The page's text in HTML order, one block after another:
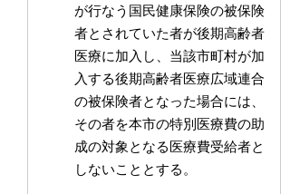
が行なう国民健康保険の被保険
者とされていた者が後期高齢者
医療に加入し、当該市町村が加
入する後期高齢者医療広域連合
の被保険者となった場合には、
その者を本市の特別医療費の助
成の対象となる医療費受給者と
しないこととする。